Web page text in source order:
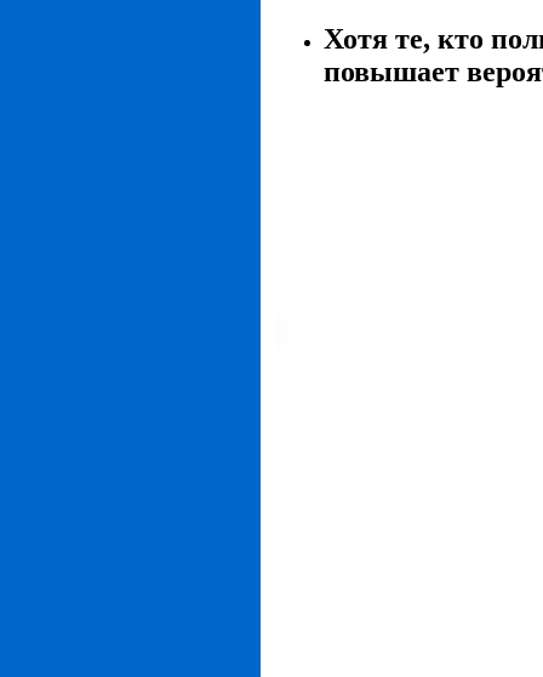
Хотя те, кто
повышает